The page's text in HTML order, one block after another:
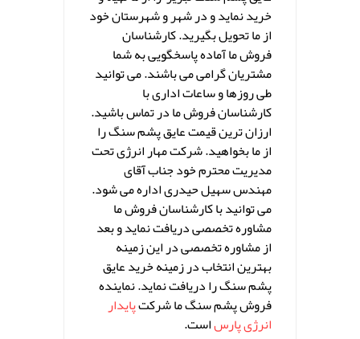
خرید نماید و در شهر و شهرستان خود
از ما تحویل بگیرید. کارشناسان
فروش ما آماده پاسخگویی به شما
مشتریان گرامی می باشند. می توانید
طی روزها و ساعات اداری با
کارشناسان فروش ما در تماس باشید.
ارزان ترین قیمت عایق پشم سنگ را
از ما بخواهید. شرکت مهار انرژی تحت
مدیریت محترم خود جناب آقای
مهندس سهیل حیدری اداره می شود.
می توانید با کارشناسان فروش ما
مشاوره تخصصی دریافت نماید و بعد
از مشاوره تخصصی در این زمینه
بهترین انتخاب در زمینه خرید عایق
پشم سنگ را دریافت نماید. نماینده
فروش پشم سنگ ما شرکتپایدار
انرژی پارساست.